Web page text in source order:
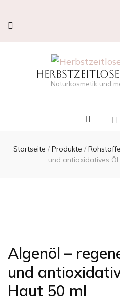
Naturkosmetik und
Startseite / Produkte / Rohstoffe
und antioxidatives
Algenöl –
und
Haut 50 ml